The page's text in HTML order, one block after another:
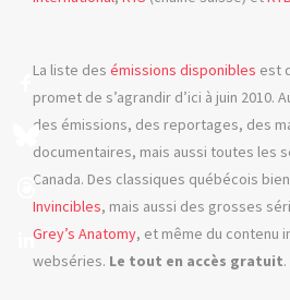
La liste des émissions disponibles est
promet de s’agrandir d’ici à juin 2010.
des émissions, des reportages, des
documentaires, mais aussi toutes les
Canada. Des classiques québécois
Invincibles, mais aussi des grosses
Grey’s Anatomy, et même du contenu
webséries. Le tout en accès gratuit.